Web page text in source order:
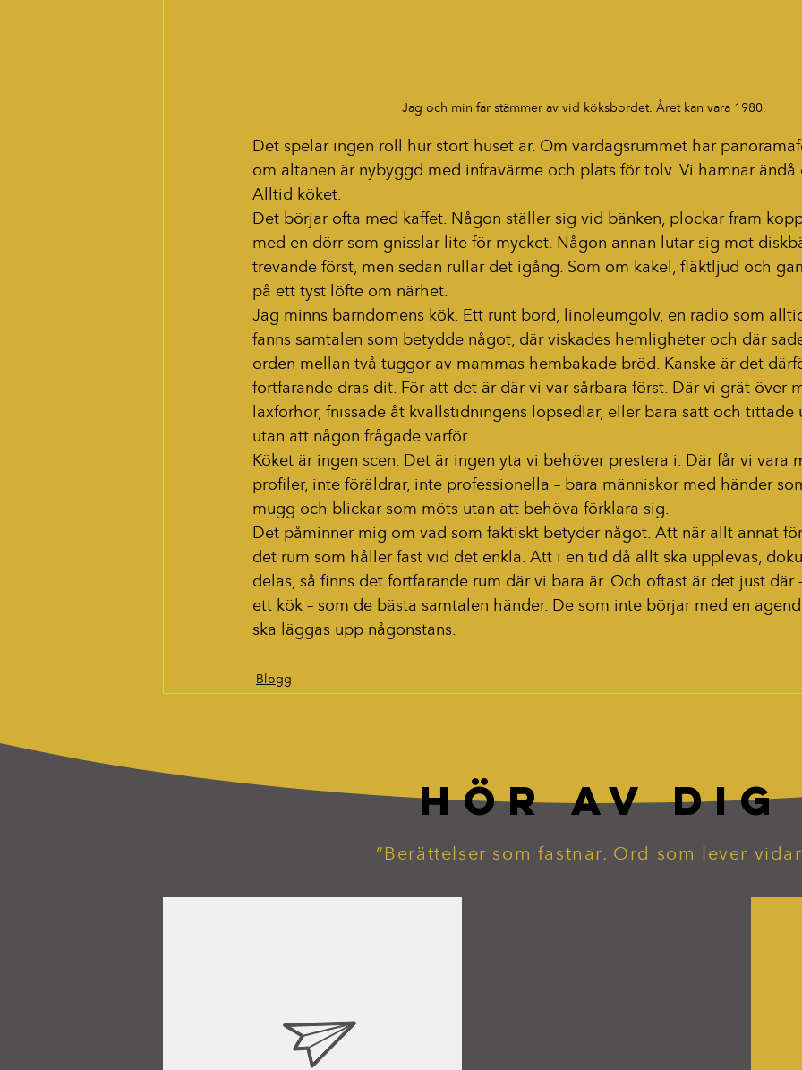
Jag och min far stämmer av vid köksbordet. Året kan vara 1980.
Det spelar ingen roll hur stort huset är. Om vardagsrummet har
om altanen är nybyggd med infravärme och plats för tolv. Vi hamnar
Alltid köket.
Det börjar ofta med kaffet. Någon ställer sig vid bänken, plockar fram
med en dörr som gnisslar lite för mycket. Någon annan lutar sig mot
trevande först, men sedan rullar det igång. Som om kakel, fläktljud och
på ett tyst löfte om närhet.
Jag minns barndomens kök. Ett runt bord, linoleumgolv, en radio som
fanns samtalen som betydde något, där viskades hemligheter och där
orden mellan två tuggor av mammas hembakade bröd. Kanske är det
fortfarande dras dit. För att det är där vi var sårbara först. Där vi grät över
läxförhör, fnissade åt kvällstidningens löpsedlar, eller bara satt och
utan att någon frågade varför.
Köket är ingen scen. Det är ingen yta vi behöver prestera i. Där får vi vara
profiler, inte föräldrar, inte professionella – bara människor med händer
mugg och blickar som möts utan att behöva förklara sig.
Det påminner mig om vad som faktiskt betyder något. Att när allt annat
det rum som håller fast vid det enkla. Att i en tid då allt ska upplevas,
delas, så finns det fortfarande rum där vi bara är. Och oftast är det just
ett kök – som de bästa samtalen händer. De som inte börjar med en
ska läggas upp någonstans.
Blogg
HÖR AV DIG
“Berättelser som fastnar. Ord som lever